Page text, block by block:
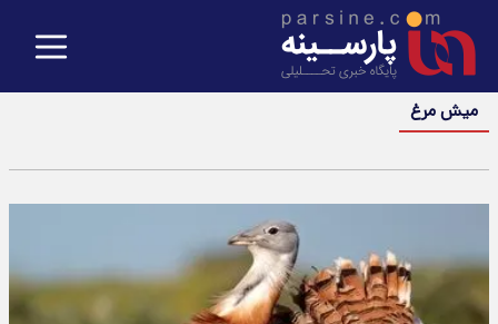
میش مرغ